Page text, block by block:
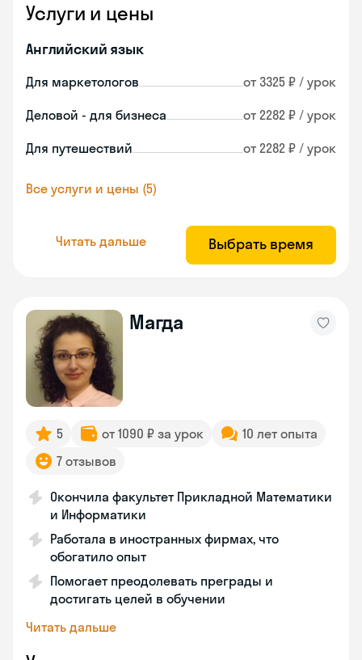
Услуги и цены
Английский язык
Для маркетологов от 3325 ₽ / урок
Деловой - для бизнеса от 2282 ₽ / урок
Для путешествий от 2282 ₽ / урок
Все услуги и цены (5)
Читать дальше Выбрать время
Магда
5 от 1090 ₽ за урок
10 лет опыта
7 отзывов
Окончила факультет Прикладной Математики
и Информатики
Работала в иностранных фирмах, что
обогатило опыт
Помогает преодолевать преграды и
достигать целей в обучении
Читать дальше